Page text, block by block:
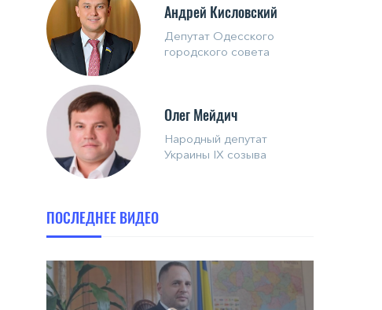
Андрей Кисловский
Депутат Одесского
городского совета
Олег Мейдич
Народный депутат
Украины IX созыва
ПОСЛЕДНЕЕ ВИДЕО